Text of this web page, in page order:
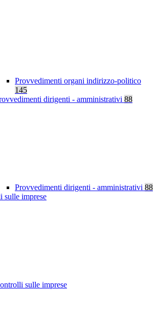
Provvedimenti organi indirizzo-politico
145
dirigenti - amministrativi 88
Provvedimenti dirigenti - amministrativi 88
sulle imprese
sulle imprese